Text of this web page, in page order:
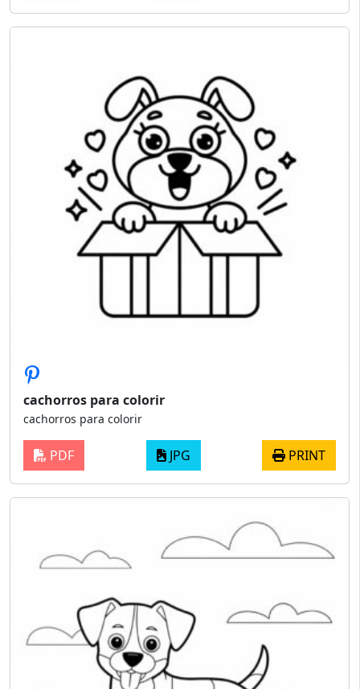
cachorros para colorir
cachorros para colorir
PDF JPG PRINT